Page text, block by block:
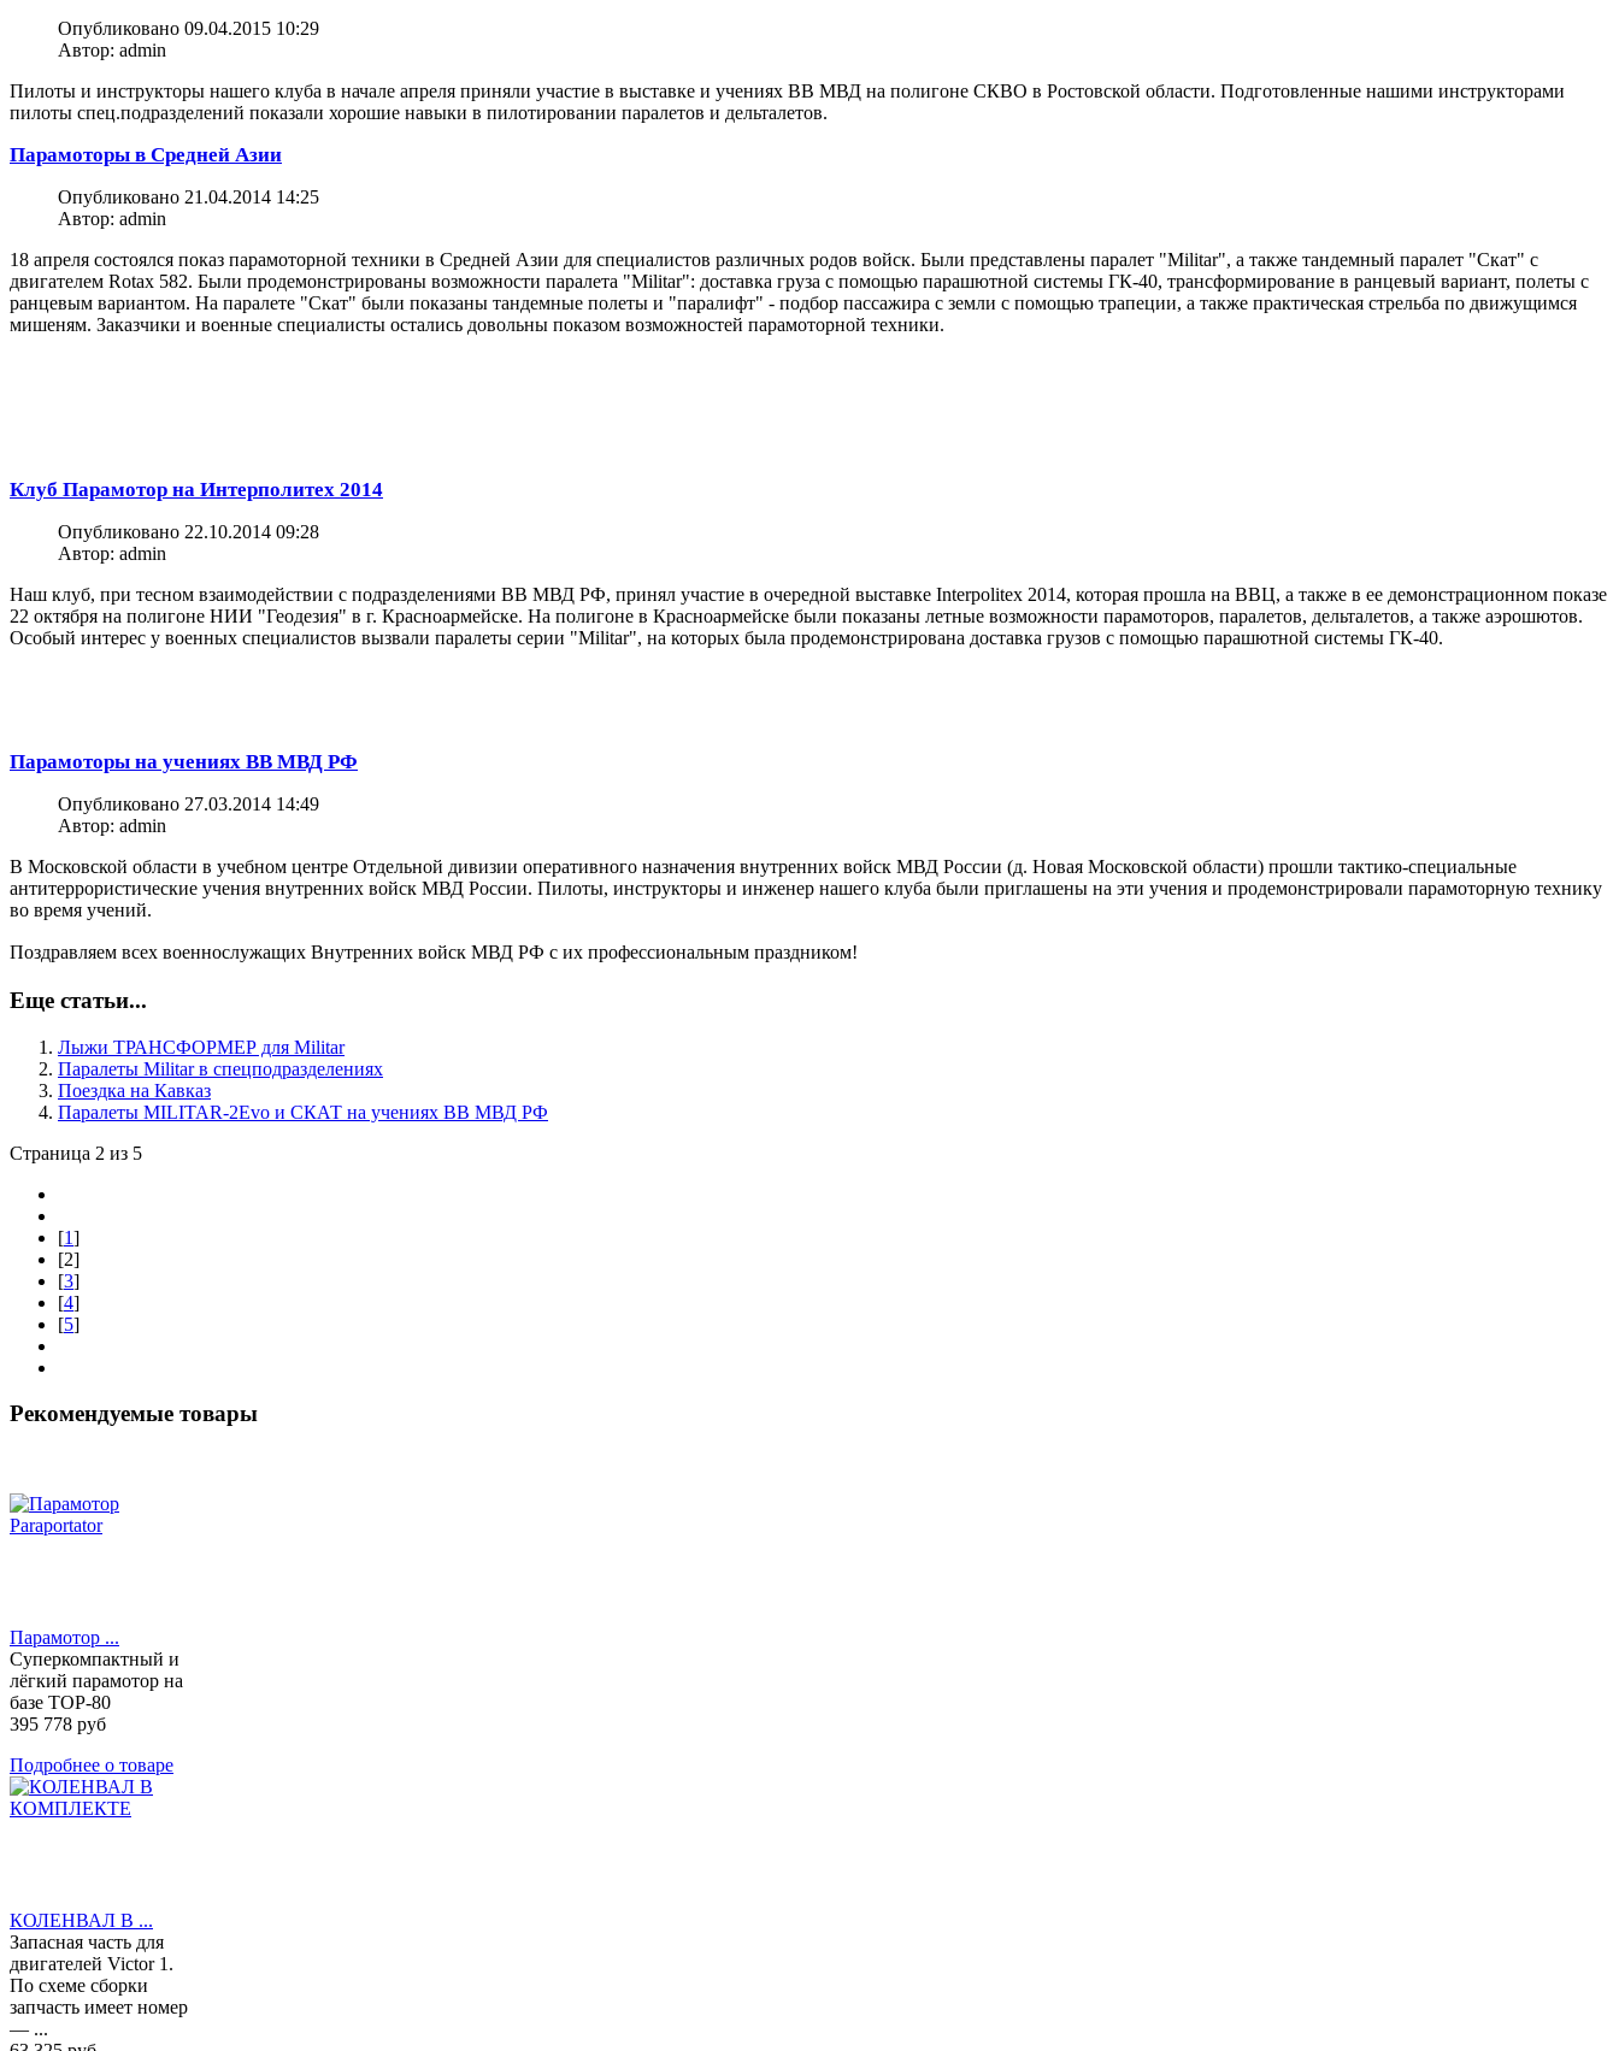
Опубликовано 09.04.2015 10:29
Автор: admin
Пилоты и инструкторы нашего клуба в начале апреля приняли участие в выставке и учениях ВВ МВД на полигоне СКВО в Ростовской области. Подготовленные нашими инструкторами
пилоты спец.подразделений показали хорошие навыки в пилотировании паралетов и дельталетов.
Парамоторы в Средней Азии
Опубликовано 21.04.2014 14:25
Автор: admin
18 апреля состоялся показ парамоторной техники в Средней Азии для специалистов различных родов войск. Были представлены паралет "Militar", а также тандемный паралет "Скат" с
двигателем Rotax 582. Были продемонстрированы возможности паралета "Militar": доставка груза с помощью парашютной системы ГК-40, трансформирование в ранцевый вариант, полеты с
ранцевым вариантом. На паралете "Скат" были показаны тандемные полеты и "паралифт" - подбор пассажира с земли с помощью трапеции, а также практическая стрельба по движущимся
мишеням. Заказчики и военные специалисты остались довольны показом возможностей парамоторной техники.
Клуб Парамотор на Интерполитех 2014
Опубликовано 22.10.2014 09:28
Автор: admin
Наш клуб, при тесном взаимодействии с подразделениями ВВ МВД РФ, принял участие в очередной выставке Interpolitex 2014, которая прошла на ВВЦ, а также в ее демонстрационном показе
22 октября на полигоне НИИ "Геодезия" в г. Красноармейске. На полигоне в Красноармейске были показаны летные возможности парамоторов, паралетов, дельталетов, а также аэрошютов.
Особый интерес у военных специалистов вызвали паралеты серии "Militar", на которых была продемонстрирована доставка грузов с помощью парашютной системы ГК-40.
Парамоторы на учениях ВВ МВД РФ
Опубликовано 27.03.2014 14:49
Автор: admin
В Московской области в учебном центре Отдельной дивизии оперативного назначения внутренних войск МВД России (д. Новая Московской области) прошли тактико-специальные
антитеррористические учения внутренних войск МВД России. Пилоты, инструкторы и инженер нашего клуба были приглашены на эти учения и продемонстрировали парамоторную технику
во время учений.
Поздравляем всех военнослужащих Внутренних войск МВД РФ с их профессиональным праздником!
Еще статьи...
Лыжи ТРАНСФОРМЕР для Militar
Паралеты Militar в спецподразделениях
Поездка на Кавказ
Паралеты MILITAR-2Evo и СКАТ на учениях ВВ МВД РФ
Страница 2 из 5
[1]
[2]
[3]
[4]
[5]
Рекомендуемые товары
Парамотор ...
Суперкомпактный и
лёгкий парамотор на
базе TOP-80
395 778 руб
Подробнее о товаре
КОЛЕНВАЛ В ...
Запасная часть для
двигателей Victor 1.
По схеме сборки
запчасть имеет номер
— ...